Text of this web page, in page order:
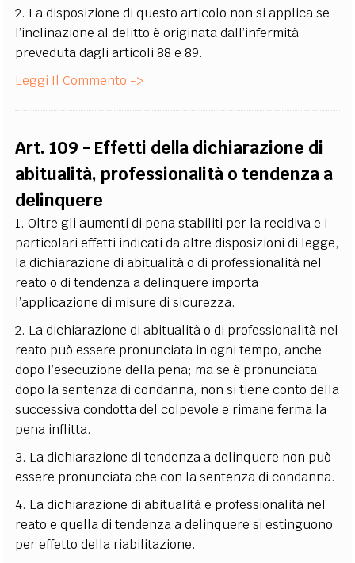
2. La disposizione di questo articolo non si applica se
l’inclinazione al delitto è originata dall’infermità
preveduta dagli articoli 88 e 89.
Leggi Il Commento ->
Art. 109 - Effetti della dichiarazione di
abitualità, professionalità o tendenza a
delinquere
1. Oltre gli aumenti di pena stabiliti per la recidiva e i
particolari effetti indicati da altre disposizioni di legge,
la dichiarazione di abitualità o di professionalità nel
reato o di tendenza a delinquere importa
l’applicazione di misure di sicurezza.
2. La dichiarazione di abitualità o di professionalità nel
reato può essere pronunciata in ogni tempo, anche
dopo l’esecuzione della pena; ma se è pronunciata
dopo la sentenza di condanna, non si tiene conto della
successiva condotta del colpevole e rimane ferma la
pena inflitta.
3. La dichiarazione di tendenza a delinquere non può
essere pronunciata che con la sentenza di condanna.
4. La dichiarazione di abitualità e professionalità nel
reato e quella di tendenza a delinquere si estinguono
per effetto della riabilitazione.